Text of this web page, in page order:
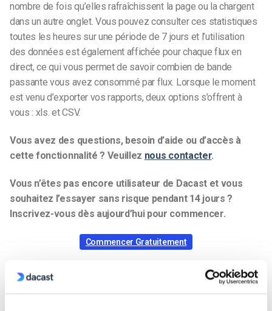
nombre de fois qu’elles rafraîchissent la page ou la chargent
dans un autre onglet. Vous pouvez consulter ces statistiques
toutes les heures sur une période de 7 jours et l’utilisation
des données est également affichée pour chaque flux en
direct, ce qui vous permet de savoir combien de bande
passante vous avez consommé par flux. Lorsque le moment
est venu d’exporter vos rapports, deux options s’offrent à
vous : xls. et CSV.
Vous avez des questions, besoin d’aide ou d’accès à
cette fonctionnalité ? Veuillez nous contacter.
Vous n’êtes pas encore utilisateur de Dacast et vous
souhaitez l’essayer sans risque pendant 14 jours ?
Inscrivez-vous dès aujourd’hui pour commencer.
Commencer Gratuitement